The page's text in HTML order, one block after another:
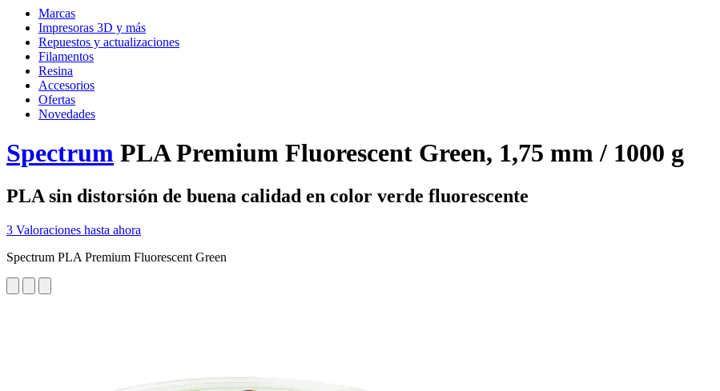
Marcas
Impresoras 3D y más
Repuestos y actualizaciones
Filamentos
Resina
Accesorios
Ofertas
Novedades
Spectrum PLA Premium Fluorescent Green, 1,75 mm / 1000 g
PLA sin distorsión de buena calidad en color verde fluorescente
3 Valoraciones hasta ahora
Spectrum PLA Premium Fluorescent Green